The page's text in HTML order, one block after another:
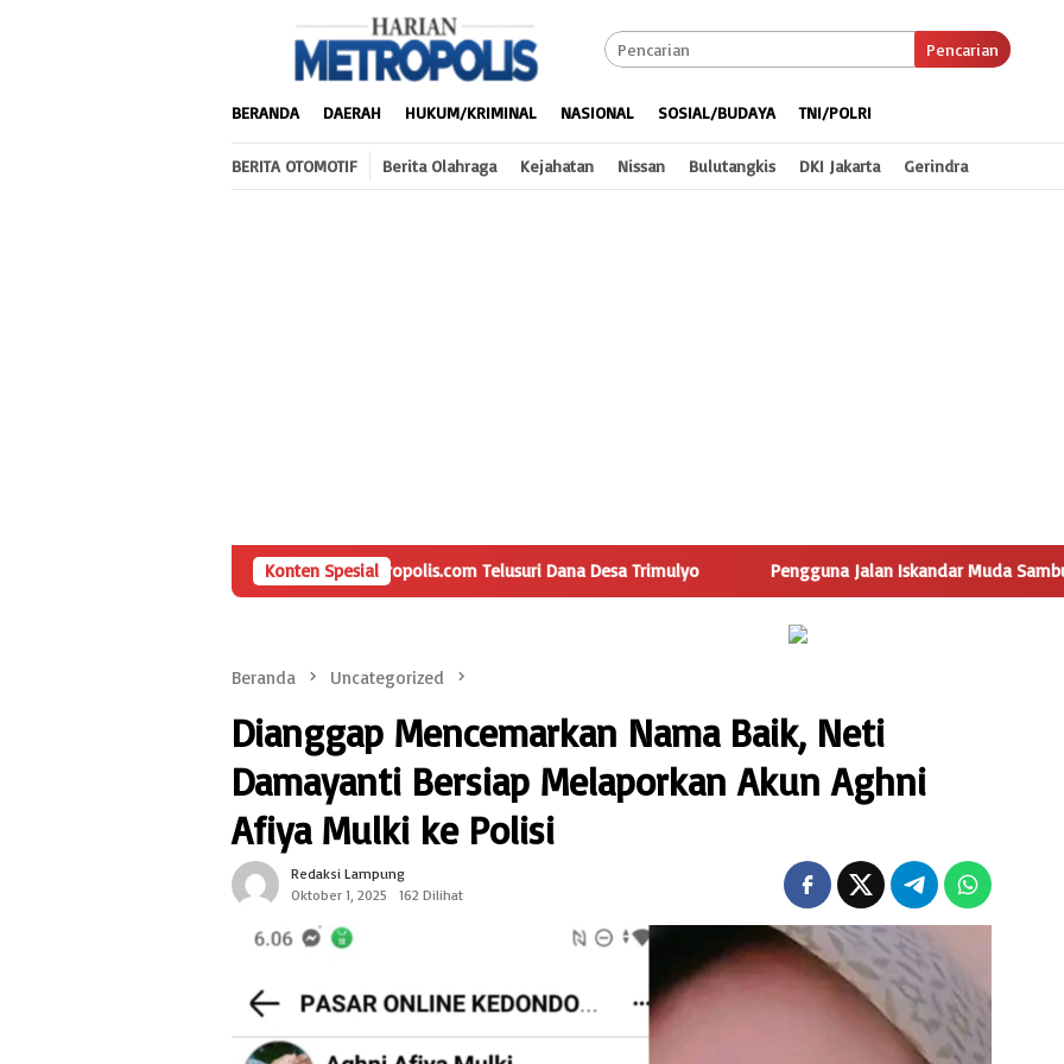
Pencarian
BERANDA DAERAH HUKUM/KRIMINAL NASIONAL SOSIAL/BUDAYA TNI/POLRI
BERITA OTOMOTIF Berita Olahraga Kejahatan Nissan Bulutangkis DKI Jakarta Gerindra
Konten Spesial
Jadi Tanda Tanya, HarianMetropolis.com Telusuri Dana Desa Trimulyo Pengguna Jalan Iskandar Muda Sambut Positif
Beranda Uncategorized
Dianggap Mencemarkan Nama Baik, Neti
Damayanti Bersiap Melaporkan Akun Aghni
Afiya Mulki ke Polisi
Redaksi Lampung
Oktober 1, 2025
162 Dilihat